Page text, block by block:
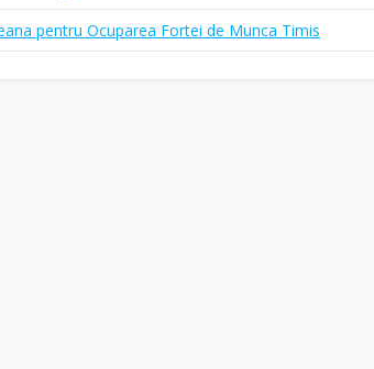
pentru Ocuparea Fortei de Munca Timis